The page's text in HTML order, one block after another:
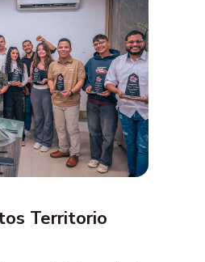
Territorio